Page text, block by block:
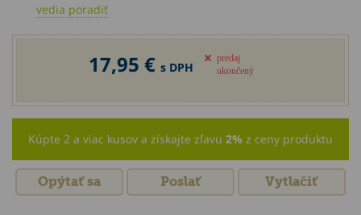
vedia poradiť
17,95 € s DPH
predaj
ukončený
Kúpte 2 a viac kusov a získajte zľavu 2% z ceny produktu
Opýtať sa Poslať Vytlačiť